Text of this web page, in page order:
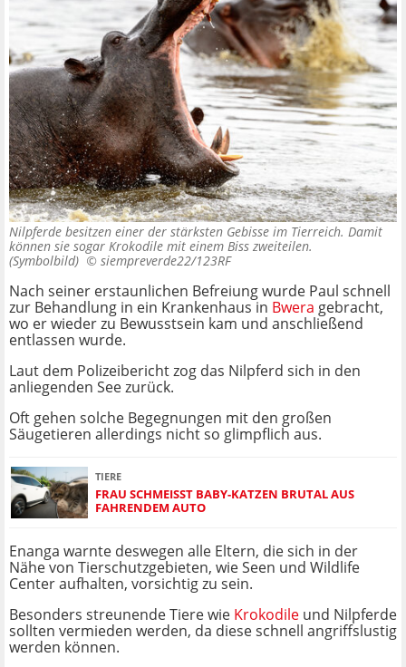
Nilpferde besitzen einer der stärksten Gebisse im Tierreich. Damit
können sie sogar Krokodile mit einem Biss zweiteilen.
(Symbolbild) © siempreverde22/123RF
Nach seiner erstaunlichen Befreiung wurde Paul schnell
zur Behandlung in ein Krankenhaus in Bwera gebracht,
wo er wieder zu Bewusstsein kam und anschließend
entlassen wurde.
Laut dem Polizeibericht zog das Nilpferd sich in den
anliegenden See zurück.
Oft gehen solche Begegnungen mit den großen
Säugetieren allerdings nicht so glimpflich aus.
TIERE
FRAU SCHMEISST BABY-KATZEN BRUTAL AUS F
AHRENDEM AUTO
Enanga warnte deswegen alle Eltern, die sich in der
Nähe von Tierschutzgebieten, wie Seen und Wildlife
Center aufhalten, vorsichtig zu sein.
Besonders streunende Tiere wie Krokodile und Nilpferde
sollten vermieden werden, da diese schnell angriffslustig
werden können.